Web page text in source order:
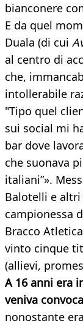
bianconere
E da quel
Duala (di cui
al centro di
che,
intollerabile
"Tipo quel
sui social mi
bar dove
che suonava
italiani”».
Balotelli e altri
campionessa
Bracco
vinto cinque
(allievi,
A 16 anni era
veniva
nonostante